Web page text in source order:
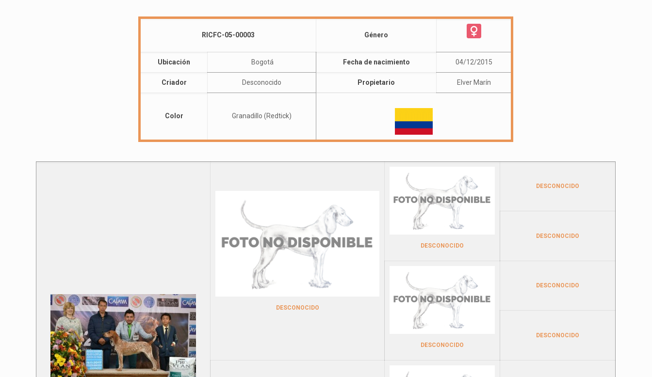
RICFC-05-00003 Género
Ubicación Bogotá Fecha de nacimiento 04/12/2015
Criador Desconocido Propietario Elver Marín
Color Granadillo (Redtick)
DESCONOCIDO
DESCONOCIDO
DESCONOCIDO
DESCONOCIDO
DESCONOCIDO
DESCONOCIDO
DESCONOCIDO